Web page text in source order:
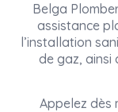
Belga
assistance
l’installation
de gaz, ainsi
Appelez dès